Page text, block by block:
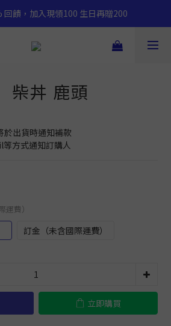
回饋，加入現領100 生日再贈200
柴丼 鹿頭
於出貨時通知補款
方式通知訂購人
運費）
訂金（未含國際運費）
立即購買